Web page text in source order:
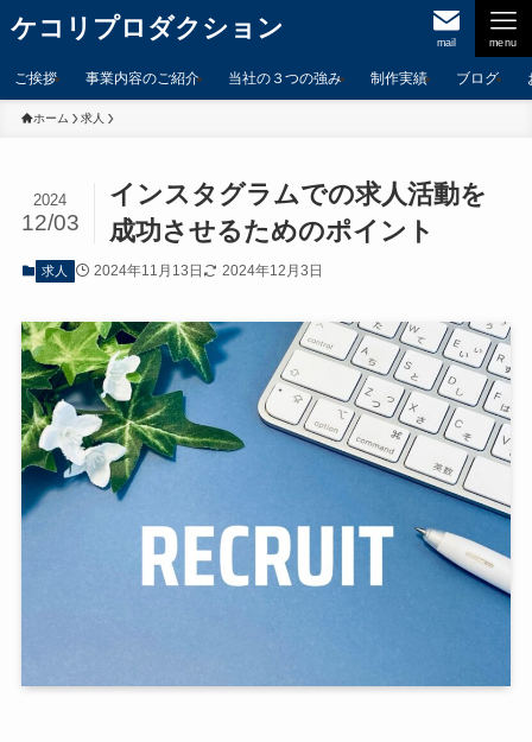
ケコリプロダクション mail menu
ご挨拶 事業内容のご紹介 当社の３つの強み 制作実績 ブログ
ホーム 求人
インスタグラムでの求人活動を
成功させるためのポイント
2024
12/03
求人 2024年11月13日 2024年12月3日